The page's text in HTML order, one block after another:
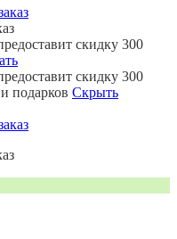
скидку 300
скидку 300
подарков Скрыть